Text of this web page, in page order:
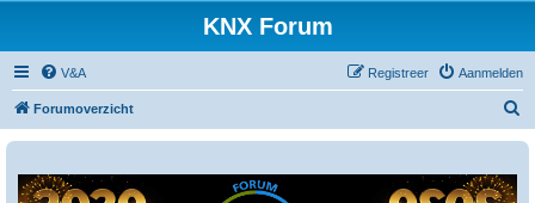
KNX Forum
V&A Aanmelden
Registreer
Forumoverzicht